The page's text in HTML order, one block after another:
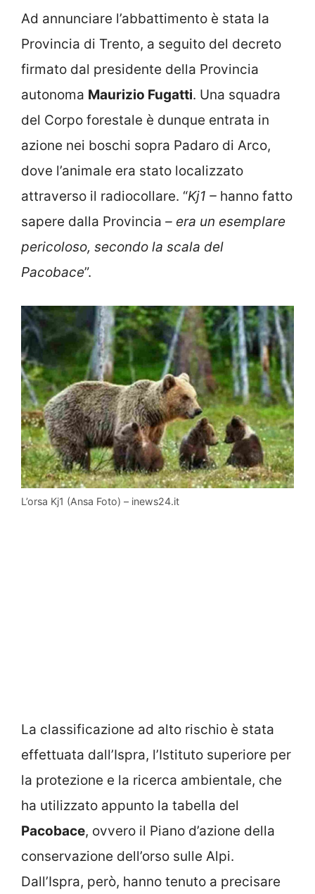
Ad annunciare l’abbattimento è stata la
Provincia di Trento, a seguito del decreto
firmato dal presidente della Provincia
autonoma Maurizio Fugatti. Una squadra
del Corpo forestale è dunque entrata in
azione nei boschi sopra Padaro di Arco,
dove l’animale era stato localizzato
attraverso il radiocollare. “Kj1 – hanno fatto
sapere dalla Provincia – era un esemplare
pericoloso, secondo la scala del
Pacobace”.
L’orsa Kj1 (Ansa Foto) – inews24.it
La classificazione ad alto rischio è stata
effettuata dall’Ispra, l’Istituto superiore per
la protezione e la ricerca ambientale, che
ha utilizzato appunto la tabella del
Pacobace, ovvero il Piano d’azione della
conservazione dell’orso sulle Alpi.
Dall’Ispra, però, hanno tenuto a precisare